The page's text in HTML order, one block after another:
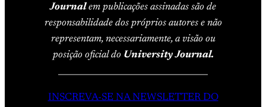
Journalem publicações assinadas são de
responsabilidade dos próprios autores e não
representam, necessariamente, a visão ou
posição oficial do University Journal.
INSCREVA-SE NA NEWSLETTER DO